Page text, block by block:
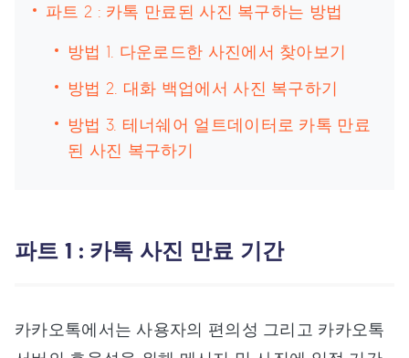
파트 2 : 카톡 만료된 사진 복구하는 방법
방법 1. 다운로드한 사진에서 찾아보기
방법 2. 대화 백업에서 사진 복구하기
방법 3. 테너쉐어 얼트데이터로 카톡 만료
된 사진 복구하기
파트 1 : 카톡 사진 만료 기간
카카오톡에서는 사용자의 편의성 그리고 카카오톡